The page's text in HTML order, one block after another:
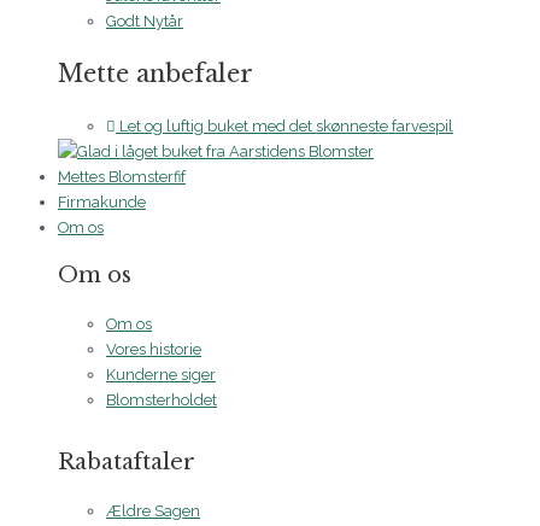
Godt Nytår
Mette anbefaler
Let og luftig buket med det skønneste farvespil
Mettes Blomsterfif
Firmakunde
Om os
Om os
Om os
Vores historie
Kunderne siger
Blomsterholdet
Rabataftaler
Ældre Sagen